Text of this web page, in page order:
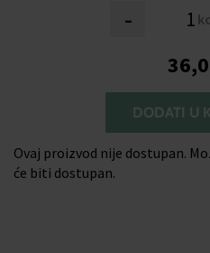
-
DODATI U
Ovaj proizvod nije dostupan.
će biti dostupan.